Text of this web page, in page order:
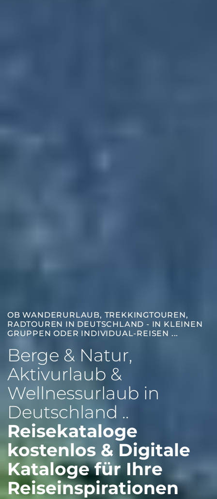
OB WANDERURLAUB, TREKKINGTOUREN,
RADTOUREN IN DEUTSCHLAND - IN KLEINEN
GRUPPEN ODER INDIVIDUAL-REISEN ...
Berge & Natur,
Aktivurlaub &
Wellnessurlaub in
Deutschland ..
Reisekataloge
kostenlos & Digitale
Kataloge für Ihre
Reiseinspirationen